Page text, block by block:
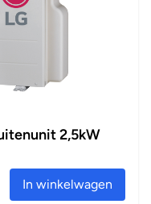
2,5kW
In winkelwagen